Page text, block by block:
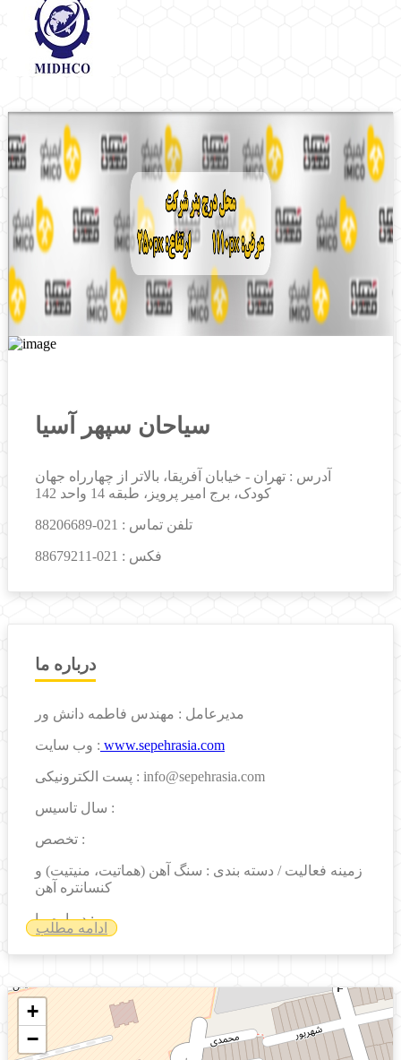
سیاحان سپهر آسیا
آدرس : تهران - خیابان آفریقا، بالاتر از چهارراه جهان
کودک، برج امیر پرویز، طبقه 14 واحد 142
تلفن تماس : 021-88206689
فکس : 021-88679211
درباره ما
مدیرعامل : مهندس فاطمه دانش ور
وب سایت : www.sepehrasia.com
پست الکترونیکی : info@sepehrasia.com
سال تاسیس :
تخصص :
زمینه فعالیت / دسته بندی : سنگ آهن (هماتیت، منیتیت) و
کنسانتره آهن
درباره ما :
ادامه مطلب
+
−